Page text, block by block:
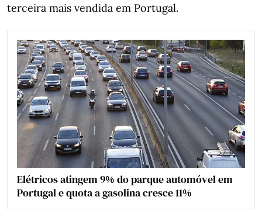
terceira mais vendida em Portugal.
Elétricos atingem 9% do parque automóvel em
Portugal e quota a gasolina cresce 11%